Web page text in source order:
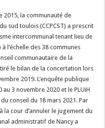
2015, la communauté de
sud toulois (CCPCST) a prescrit
intercommunal tenant lieu de
l’échelle des 38 communes
communautaire de la
le bilan de la concertation lors
2019. L’enquête publique
3 novembre 2020 et le PLUiH
conseil du 18 mars 2021. Par
la cour d’annuler le jugement du
administratif de Nancy a